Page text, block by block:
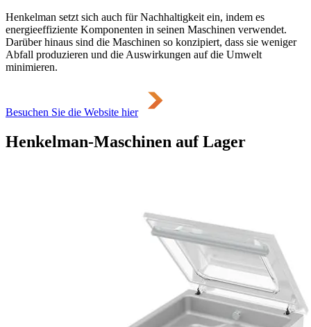
Henkelman setzt sich auch für Nachhaltigkeit ein, indem es
energieeffiziente Komponenten in seinen Maschinen verwendet.
Darüber hinaus sind die Maschinen so konzipiert, dass sie weniger
Abfall produzieren und die Auswirkungen auf die Umwelt
minimieren.
Besuchen Sie die Website hier
Henkelman-Maschinen auf Lager